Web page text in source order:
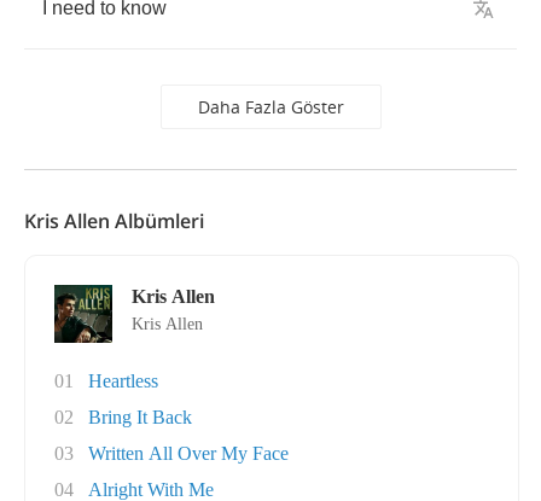
need to know
Daha Fazla Göster
Kris Allen Albümleri
Kris Allen
Kris Allen
01
Heartless
02
Bring It Back
03
Written All Over My Face
04
Alright With Me